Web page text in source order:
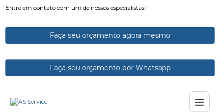
Entre em contato com um de nossos especialistas!
Faça seu orçamento agora mesmo
Faça seu orçamento por Whatsapp